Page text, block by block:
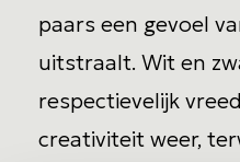
paars een gevoel
uitstraalt. Wit en
respectievelijk
creativiteit weer,